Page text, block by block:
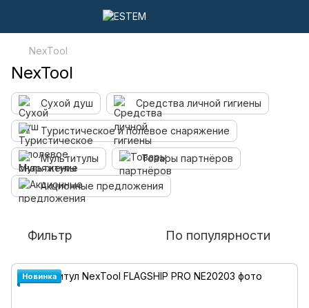
NexTool
NexTool
Сухой душ Средства личной гигиены
Туристическое и полевое снаряжение
Мультитулы Товары партнёров
Акционные предложения
Фильтр По популярности
Новинка